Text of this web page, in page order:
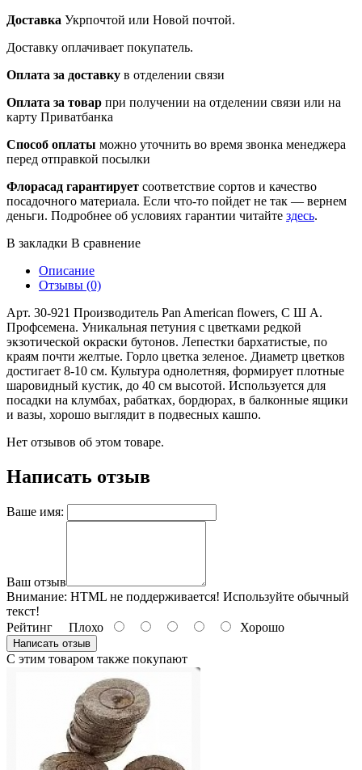
Доставка Укрпочтой или Новой почтой.
Доставку оплачивает покупатель.
Оплата за доставку в отделении связи
Оплата за товар при получении на отделении связи или на
карту Приватбанка
Способ оплаты можно уточнить во время звонка менеджера
перед отправкой посылки
Флорасад гарантирует соответствие сортов и качество
посадочного материала. Если что-то пойдет не так — вернем
деньги. Подробнее об условиях гарантии читайте здесь.
В закладки В сравнение
Описание
Отзывы (0)
Арт. 30-921 Производитель Pan American flowers, С Ш А.
Профсемена. Уникальная петуния с цветками редкой
экзотической окраски бутонов. Лепестки бархатистые, по
краям почти желтые. Горло цветка зеленое. Диаметр цветков
достигает 8-10 см. Культура однолетняя, формирует плотные
шаровидный кустик, до 40 см высотой. Используется для
посадки на клумбах, рабатках, бордюрах, в балконные ящики
и вазы, хорошо выглядит в подвесных кашпо.
Нет отзывов об этом товаре.
Написать отзыв
Ваше имя:
Ваш отзыв
Внимание: HTML не поддерживается! Используйте обычный
текст!
Рейтинг Плохо Хорошо
Написать отзыв
С этим товаром также покупают